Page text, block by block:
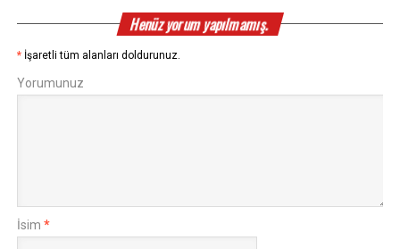
Henüz yorum yapılmamış.
* İşaretli tüm alanları doldurunuz.
Yorumunuz
İsim *